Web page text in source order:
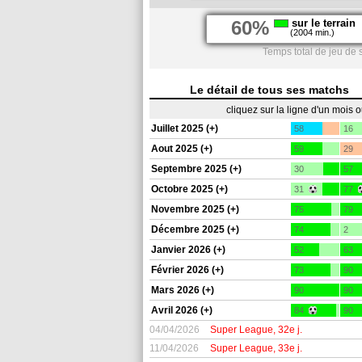
60% sur le terrain
(2004 min.)
Temps total de jeu de
Le détail de tous ses matchs
cliquez sur la ligne d'un mois
Juillet 2025 (+)
58 16
Aout 2025 (+) 59 29
Septembre 2025 (+) 30 57
Octobre 2025 (+) 31 77
Novembre 2025 (+) 75 79
Décembre 2025 (+) 74 2
Janvier 2026 (+) 52 63
Février 2026 (+) 73 90
Mars 2026 (+) 90 90
Avril 2026 (+) 84 90
04/04/2026 Super League, 32e j.
11/04/2026
Super League, 33e j.